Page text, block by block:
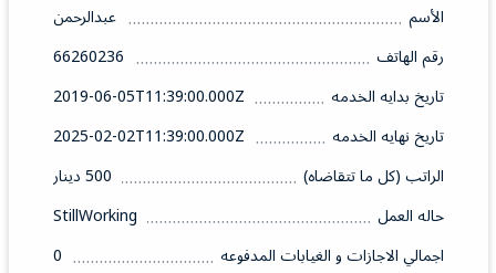
الأسم
عبدالرحمن
رقم الهاتف
66260236
تاريخ بدايه الخدمه
2019-06-05T11:39:00.000Z
تاريخ نهايه الخدمه
2025-02-02T11:39:00.000Z
الراتب (كل ما تتقاضاه)
500 دينار
حاله العمل
StillWorking
اجمالي الاجازات و الغيابات المدفوعه
0